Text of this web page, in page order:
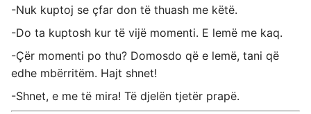
-Nuk kuptoj se çfar don të thuash me këtë.
-Do ta kuptosh kur të vijë momenti. E lemë me kaq.
-Çër momenti po thu? Domosdo që e lemë, tani që
edhe mbërritëm. Hajt shnet!
-Shnet, e me të mira! Të djelën tjetër prapë.